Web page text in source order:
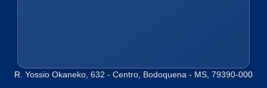
R. Yossio Okaneko, 632 - Centro, Bodoquena - MS, 79390-000